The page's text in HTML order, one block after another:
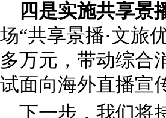
四是实施共享景
场“共享景播·文旅
多万元，带动综合
试面向海外直播宣
下一步，我们将